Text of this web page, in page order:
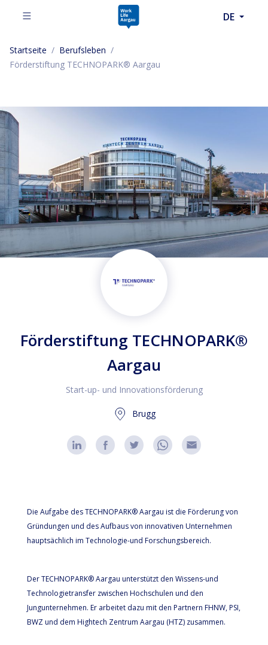
DE
Startseite / Berufsleben /
Förderstiftung TECHNOPARK® Aargau
Förderstiftung TECHNOPARK®
Aargau
Start-up- und Innovationsförderung
Brugg
Die Aufgabe des TECHNOPARK® Aargau ist die Förderung von
Gründungen und des Aufbaus von innovativen Unternehmen
hauptsächlich im Technologie-und Forschungsbereich.
Der TECHNOPARK® Aargau unterstützt den Wissens-und
Technologietransfer zwischen Hochschulen und den
Jungunternehmen. Er arbeitet dazu mit den Partnern FHNW, PSI,
BWZ und dem Hightech Zentrum Aargau (HTZ) zusammen.